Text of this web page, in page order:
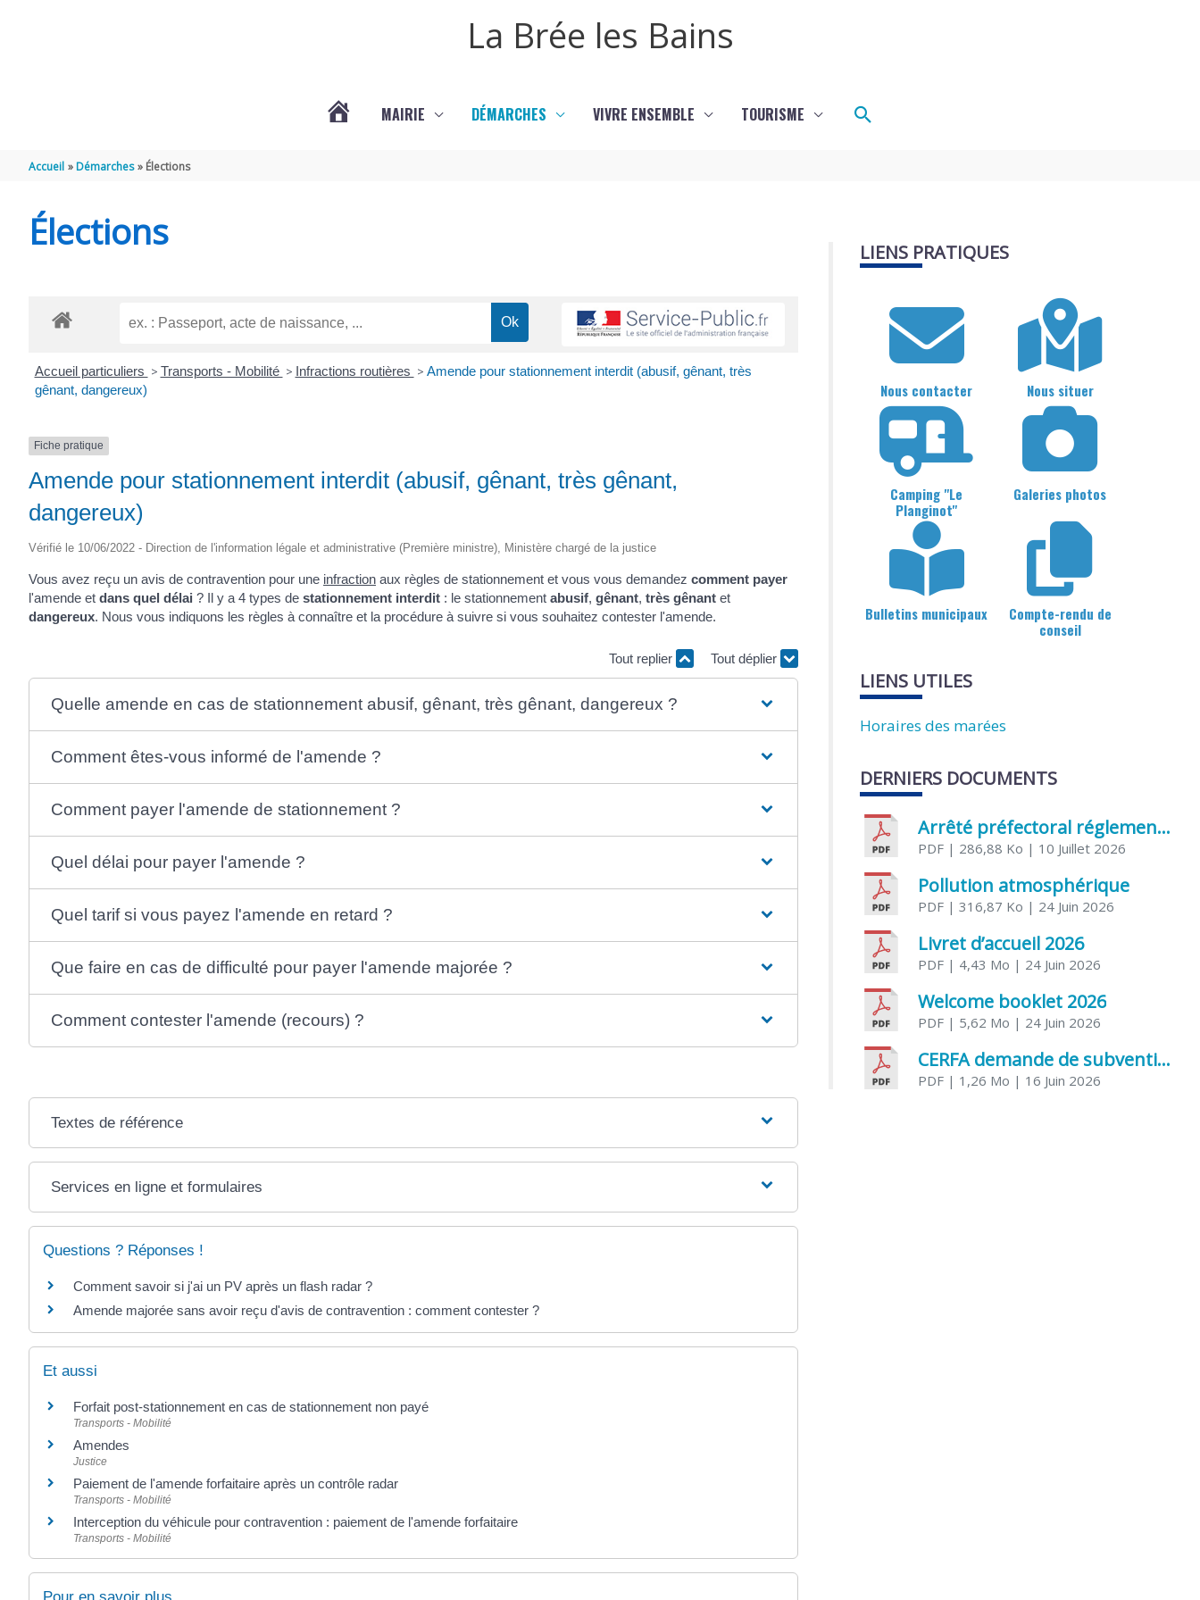
La Brée les Bains
MAIRIE DÉMARCHES VIVRE ENSEMBLE TOURISME Rechercher
Accueil Démarches Élections
Élections
Accueil particuliers > Transports - Mobilité > Infractions routières > Amende pour stationnement interdit (abusif, gênant, très
gênant, dangereux)
Fiche pratique
Amende pour stationnement interdit (abusif, gênant, très gênant,
dangereux)
Vérifié le 10/06/2022 - Direction de l'information légale et administrative (Première ministre), Ministère chargé de la justice
Vous avez reçu un avis de contravention pour une infraction aux règles de stationnement et vous vous demandez comment payer
l'amende et dans quel délai ? Il y a 4 types de stationnement interdit : le stationnement abusif, gênant, très gênant et
dangereux. Nous vous indiquons les règles à connaître et la procédure à suivre si vous souhaitez contester l'amende.
Tout replier Tout déplier
Quelle amende en cas de stationnement abusif, gênant, très gênant, dangereux ?
Comment êtes-vous informé de l'amende ?
Comment payer l'amende de stationnement ?
Quel délai pour payer l'amende ?
Quel tarif si vous payez l'amende en retard ?
Que faire en cas de difficulté pour payer l'amende majorée ?
Comment contester l'amende (recours) ?
Textes de référence
Services en ligne et formulaires
Questions ? Réponses !
Comment savoir si j'ai un PV après un flash radar ?
Amende majorée sans avoir reçu d'avis de contravention : comment contester ?
Et aussi
Forfait post-stationnement en cas de stationnement non payé
Transports - Mobilité
Amendes
Justice
Paiement de l'amende forfaitaire après un contrôle radar
Transports - Mobilité
Interception du véhicule pour contravention : paiement de l'amende forfaitaire
Transports - Mobilité
LIENS PRATIQUES
Nous contacter Nous situer
Camping "Le
Planginot"
Galeries photos
Bulletins municipaux
Compte-rendu de
conseil
LIENS UTILES
Horaires des marées
DERNIERS DOCUMENTS
Arrêté préfectoral réglementant l’usage de l’eau
PDF | 286,88 Ko | 10 Juillet 2026
Pollution atmosphérique
PDF | 316,87 Ko | 24 Juin 2026
Livret d’accueil 2026
PDF | 4,43 Mo | 24 Juin 2026
Welcome booklet 2026
PDF | 5,62 Mo | 24 Juin 2026
CERFA demande de subvention association
PDF | 1,26 Mo | 16 Juin 2026